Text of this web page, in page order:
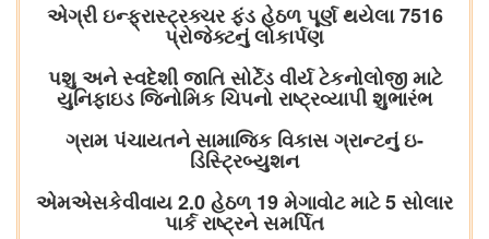
એગ્રી ઇન્ફ્રાસ્ટ્રક્ચર ફંડ હેઠળ પૂર્ણ થયેલા 7516
પ્રોજેક્ટનું લોકાર્પણ
પશુ અને સ્વદેશી જાતિ સોર્ટેડ વીર્ય ટેકનોલોજી માટે
યુનિફાઇડ જિનોમિક ચિપનો રાષ્ટ્રવ્યાપી શુભારંભ
ગ્રામ પંચાયતને સામાજિક વિકાસ ગ્રાન્ટનું ઇ-
ડિસ્ટ્રિબ્યુશન
એમએસકેવીવાય 2.0 હેઠળ 19 મેગાવોટ માટે 5 સોલાર
પાર્ક રાષ્ટ્રને સમર્પિત